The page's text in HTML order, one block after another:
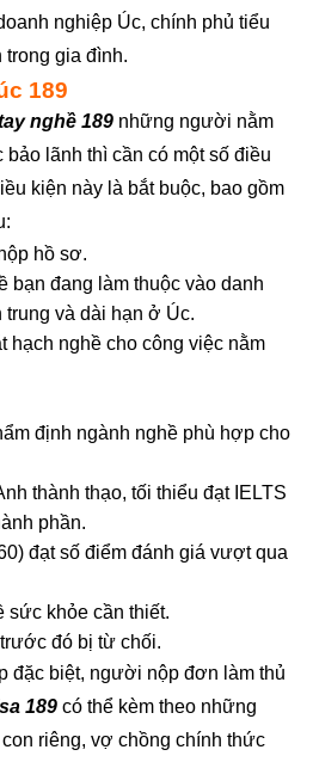
nghiệp Úc, chính phủ tiểu
trong gia đình.
189
nghề 189 những người nằm
lãnh thì cần có một số điều
kiện này là bắt buộc, bao gồm
hồ sơ.
bạn đang làm thuộc vào danh
và dài hạn ở Úc.
nghề cho công việc nằm
định ngành nghề phù hợp cho
thành thạo, tối thiểu đạt IELTS
phần.
đạt số điểm đánh giá vượt qua
sức khỏe cần thiết.
đó bị từ chối.
đặc biệt, người nộp đơn làm thủ
189 có thể kèm theo những
riêng, vợ chồng chính thức